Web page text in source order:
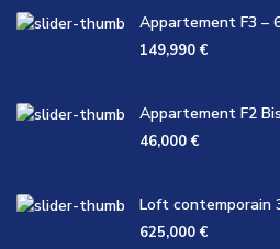
Appartement F3 –
149,990 €
Appartement F2
46,000 €
Loft contemporain
625,000 €